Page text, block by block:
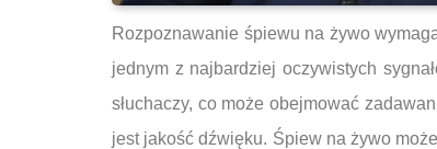
Rozpoznawanie śpiewu na żywo
jednym z najbardziej oczywistych
słuchaczy, co może obejmować
jest jakość dźwięku. Śpiew na żywo